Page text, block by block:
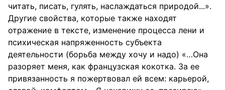
читать, писать, гулять, наслаждаться природой...».
Другие свойства, которые также находят
отражение в тексте, изменение процесса лени и
психическая напряженность субъекта
деятельности (борьба между хочу и надо) «…Она
разоряет меня, как французская кокотка. За ее
привязанность я пожертвовал ей всем: карьерой,